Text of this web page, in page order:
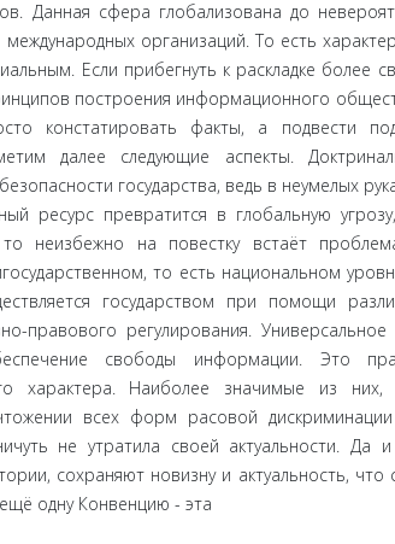
Данная сфера глобализована до
международных организаций. То есть
Если прибегнуть к раскладке более
построения информацион­ного
констатировать факты, а подвести
далее следующие аспекты.
государства, ведь в неумелых
ресурс превратится в глобальную
неизбеж­но на повестку встаёт
то есть национальном
государством при помощи
правового регулирования.
свободы информации. Это
характера. Наиболее значимые из
всех форм расовой
не утрати­ла своей актуальности.
сохраняют новиз­ну и актуальность,
одну Конвенцию - эта